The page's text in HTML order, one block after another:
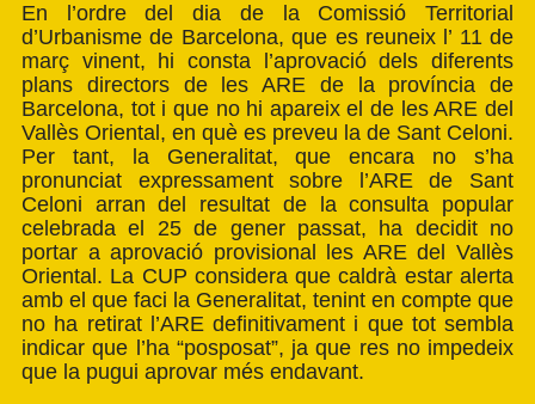
En l’ordre del dia de la Comissió Territorial
d’Urbanisme de Barcelona, que es reuneix l’ 11 de
març vinent, hi consta l’aprovació dels diferents
plans directors de les ARE de la província de
Barcelona, tot i que no hi apareix el de les ARE del
Vallès Oriental, en què es preveu la de Sant Celoni.
Per tant, la Generalitat, que encara no s’ha
pronunciat expressament sobre l’ARE de Sant
Celoni arran del resultat de la consulta popular
celebrada el 25 de gener passat, ha decidit no
portar a aprovació provisional les ARE del Vallès
Oriental. La CUP considera que caldrà estar alerta
amb el que faci la Generalitat, tenint en compte que
no ha retirat l’ARE definitivament i que tot sembla
indicar que l’ha “posposat”, ja que res no impedeix
que la pugui aprovar més endavant.